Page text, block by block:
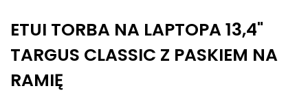
ETUI TORBA NA LAPTOPA 13,4"
TARGUS CLASSIC Z PASKIEM NA
RAMIĘ